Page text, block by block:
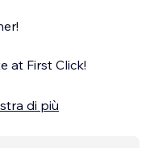
at First Click!
di più